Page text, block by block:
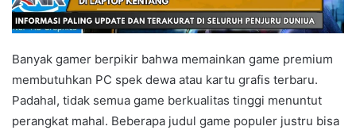
Banyak gamer berpikir bahwa memainkan game premium
membutuhkan PC spek dewa atau kartu grafis terbaru.
Padahal, tidak semua game berkualitas tinggi menuntut
perangkat mahal. Beberapa judul game populer justru bisa